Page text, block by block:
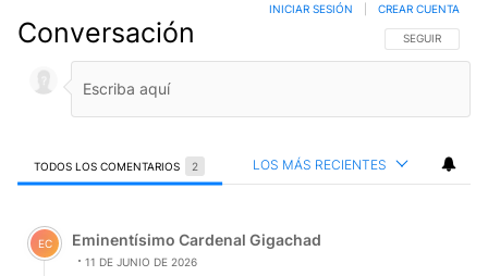
Conversación SIGA ESTA
SEGUIR
INICIAR SESIÓN CREAR CUENTA
TODOS LOS COMENTARIOS 2 LOS MÁS RECIENTES
Comentario de Eminentísimo Cardenal Gigachad.
EC Eminentísimo Cardenal Gigachad
11 DE JUNIO DE 2026